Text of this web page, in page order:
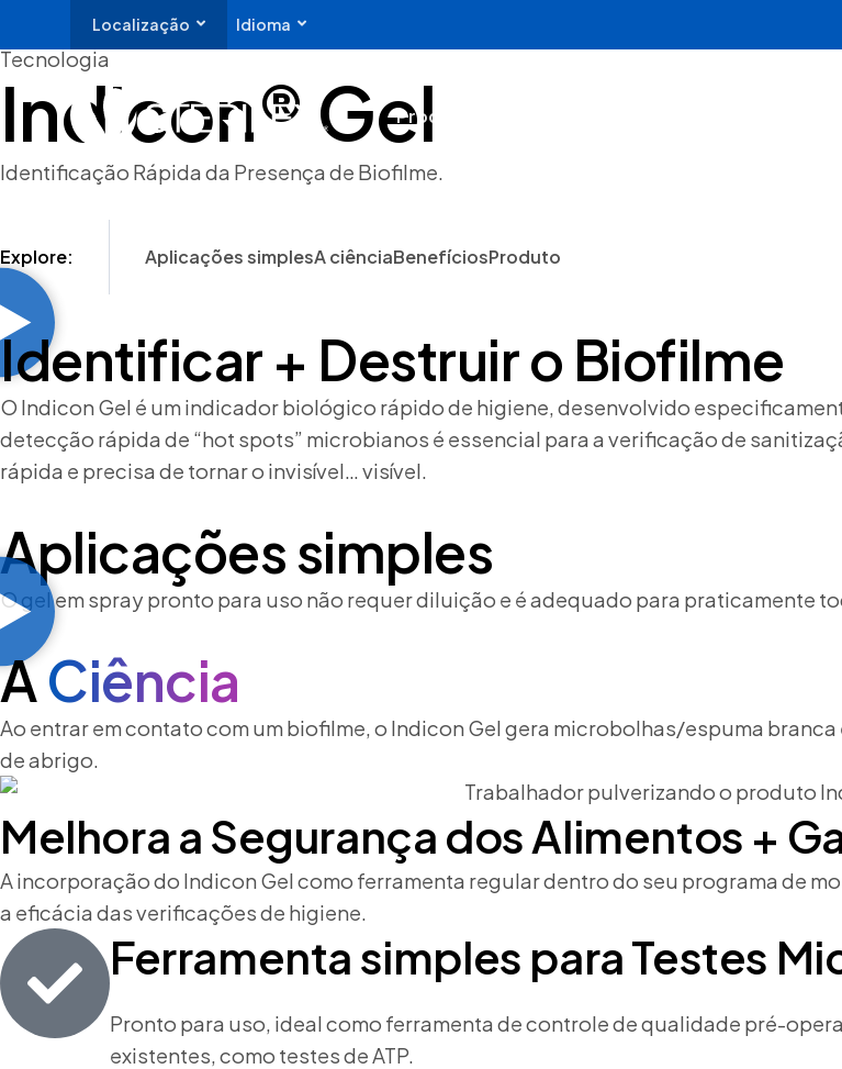
Localização Idioma
Produtos & Tecnologia
Tecnologia
Indicon® Gel
Identificação Rápida da Presença de Biofilme.
Explore: Aplicações simplesA ciênciaBenefíciosProduto
Identificar + Destruir o Biofilme
O Indicon Gel é um indicador biológico rápido de higiene, desenvolvido
detecção rápida de “hot spots” microbianos é essencial para a verificação de
rápida e precisa de tornar o invisível… visível.
Aplicações simples
O gel em spray pronto para uso não requer diluição e é adequado para praticamente
ACiência
Ao entrar em contato com um biofilme, o Indicon Gel gera microbolhas/espuma
de abrigo.
Melhora a Segurança dos Alimentos +
A incorporação do Indicon Gel como ferramenta regular dentro do seu programa de
a eficácia das verificações de higiene.
Ferramenta simples para Testes
Pronto para uso, ideal como ferramenta de controle de qualidade pré-
existentes, como testes de ATP.